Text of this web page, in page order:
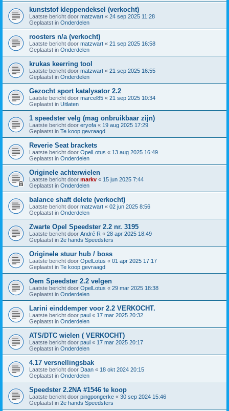
kunststof kleppendeksel (verkocht)
Laatste bericht door matzwart « 24 sep 2025 11:28
Geplaatst in Onderdelen
roosters n/a (verkocht)
Laatste bericht door matzwart « 21 sep 2025 16:58
Geplaatst in Onderdelen
krukas keerring tool
Laatste bericht door matzwart « 21 sep 2025 16:55
Geplaatst in Onderdelen
Gezocht sport katalysator 2.2
Laatste bericht door marcel85 « 21 sep 2025 10:34
Geplaatst in Uitlaten
1 speedster velg (mag onbruikbaar zijn)
Laatste bericht door eryofa « 19 aug 2025 17:29
Geplaatst in Te koop gevraagd
Reverie Seat brackets
Laatste bericht door OpelLotus « 13 aug 2025 16:49
Geplaatst in Onderdelen
Originele achterwielen
Laatste bericht door markv « 15 jun 2025 7:44
Geplaatst in Onderdelen
balance shaft delete (verkocht)
Laatste bericht door matzwart « 02 jun 2025 8:56
Geplaatst in Onderdelen
Zwarte Opel Speedster 2.2 nr. 3195
Laatste bericht door André R « 28 apr 2025 18:49
Geplaatst in 2e hands Speedsters
Originele stuur hub / boss
Laatste bericht door OpelLotus « 01 apr 2025 17:17
Geplaatst in Te koop gevraagd
Oem Speedster 2.2 velgen
Laatste bericht door OpelLotus « 29 mar 2025 18:38
Geplaatst in Onderdelen
Larini einddemper voor 2.2 VERKOCHT.
Laatste bericht door paul « 17 mar 2025 20:32
Geplaatst in Onderdelen
ATS/DTC wielen ( VERKOCHT)
Laatste bericht door paul « 17 mar 2025 20:17
Geplaatst in Onderdelen
4.17 versnellingsbak
Laatste bericht door Daan « 18 okt 2024 20:15
Geplaatst in Onderdelen
Speedster 2.2NA #1546 te koop
Laatste bericht door pingpongerke « 30 sep 2024 15:46
Geplaatst in 2e hands Speedsters